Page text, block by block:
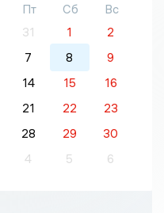
Пт Сб
Вс
31 1
2
7 8
9
14 15
16
21 22
23
28 29
30
4 5 6